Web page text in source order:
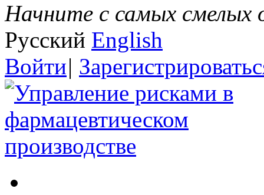
Начните с самых
Русский English
Войти|